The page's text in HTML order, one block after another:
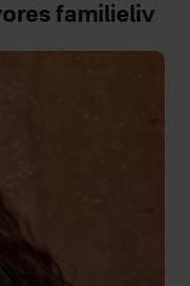
familieliv